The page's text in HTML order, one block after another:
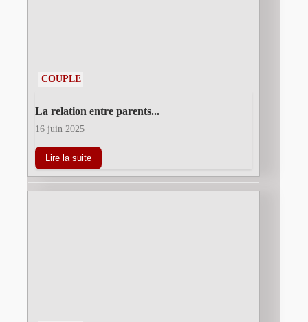
COUPLE
La relation entre parents...
16 juin 2025
Lire la suite